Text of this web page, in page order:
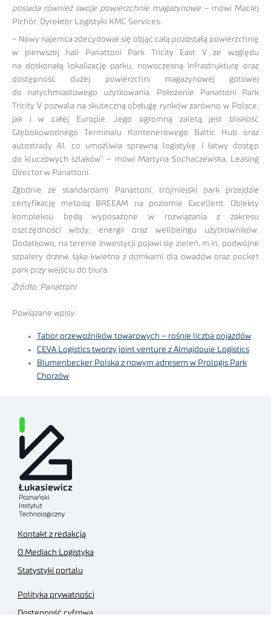
posiada również swoje powierzchnie magazynowe – mówi Maciej
Pichór, Dyrektor Logistyki KMC Services.
– Nowy najemca zdecydował się objąć całą pozostałą powierzchnię
w pierwszej hali Panattoni Park Tricity East V ze względu
na doskonałą lokalizację parku, nowoczesną infrastrukturę oraz
dostępność dużej powierzchni magazynowej gotowej
do natychmiastowego użytkowania. Położenie Panattoni Park
Tricity V pozwala na skuteczną obsługę rynków zarówno w Polsce,
jak i w całej Europie. Jego ogromną zaletą jest bliskość
Głębokowodnego Terminalu Kontenerowego Baltic Hub oraz
autostrady A1, co umożliwia sprawną logistykę i łatwy dostęp
do kluczowych szlaków” – mówi Martyna Sochaczewska, Leasing
Director w Panattoni.
Zgodnie ze standardami Panattoni, trójmiejski park przejdzie
certyfikację metodą BREEAM na poziomie Excellent. Obiekty
kompleksu będą wyposażone w rozwiązania z zakresu
oszczędności wody, energii oraz wellbeingu użytkowników.
Dodatkowo, na terenie inwestycji pojawi się zieleń, m.in. podwójne
szpalery drzew, łąka kwietna z domkami dla owadów oraz pocket
park przy wejściu do biura.
Źródło: Panattoni
Powiązane wpisy:
Tabor przewoźników towarowych – rośnie liczba pojazdów
CEVA Logistics tworzy joint venture z Almajdouie Logistics
Blumenbecker Polska z nowym adresem w Prologis Park
Chorzów
Kontakt z redakcją
O Mediach Logistyka
Statystyki portalu
Polityka prywatności
Dostępność cyfrowa